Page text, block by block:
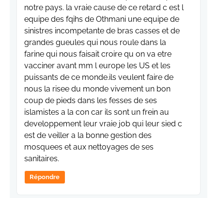
notre pays. la vraie cause de ce retard c est l
equipe des fqihs de Othmani une equipe de
sinistres incompetante de bras casses et de
grandes gueules qui nous roule dans la
farine qui nous faisait croire qu on va etre
vacciner avant mm l europe les US et les
puissants de ce monde.ils veulent faire de
nous la risee du monde vivement un bon
coup de pieds dans les fesses de ses
islamistes a la con car ils sont un frein au
developpement leur vraie job qui leur sied c
est de veiller a la bonne gestion des
mosquees et aux nettoyages de ses
sanitaires.
Répondre